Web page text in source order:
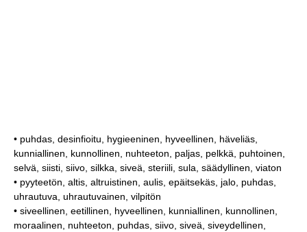
• puhdas, desinfioitu, hygieeninen, hyveellinen, häveliäs,
kunniallinen, kunnollinen, nuhteeton, paljas, pelkkä, puhtoinen,
selvä, siisti, siivo, silkka, siveä, steriili, sula, säädyllinen, viaton
• pyyteetön, altis, altruistinen, aulis, epäitsekäs, jalo, puhdas,
uhrautuva, uhrautuvainen, vilpitön
• siveellinen, eetillinen, hyveellinen, kunniallinen, kunnollinen,
moraalinen, nuhteeton, puhdas, siivo, siveä, siveydellinen,